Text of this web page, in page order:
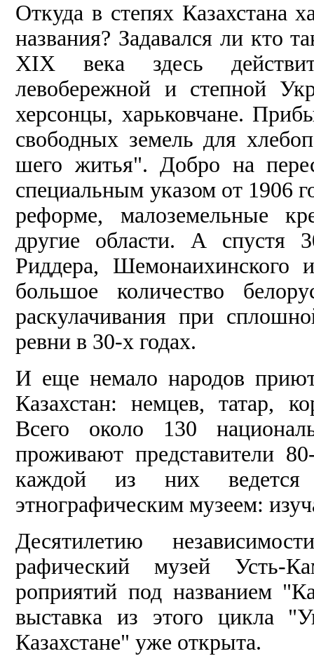
Откуда в степях Казахстана
названия? Задавал­ся ли кто
XIX века здесь
левобережной и степной
херсонцы, харьковчане.
сво­бодных земель для
шего житья". Добро на
специальным указом от 1906
реформе, мало­земельные
другие обла­сти. А спустя
Риддера, Шемонаихинского
большое количество
раску­лачивания при
ревни в 30-х годах.
И еще немало народов
Казахстан: немцев, та­тар,
Всего около 130
проживают пред­ставители
каждой из них ведется
этнографичес­ким музеем:
Десятилетию
рафический музей Усть-
роприятий под названием
выставка из этого цикла
Казахстане" уже открыта.